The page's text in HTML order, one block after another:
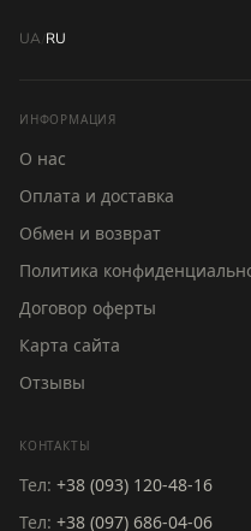
UA RU
ИНФОРМАЦИЯ
О нас
Оплата и доставка
Обмен и возврат
Политика
Договор оферты
Карта сайта
Отзывы
КОНТАКТЫ
Тел: +38 (093) 120-48-16
Тел: +38 (097) 686-04-06